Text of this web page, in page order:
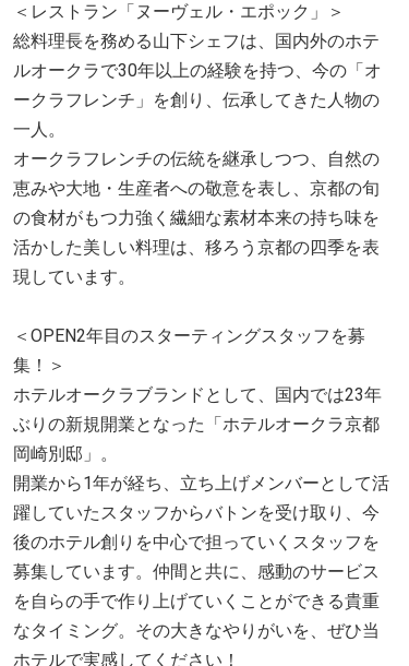
＜レストラン「ヌーヴェル・エポック」＞
総料理長を務める山下シェフは、国内外のホテ
ルオークラで30年以上の経験を持つ、今の「オ
ークラフレンチ」を創り、伝承してきた人物の
一人。
オークラフレンチの伝統を継承しつつ、自然の
恵みや大地・生産者への敬意を表し、京都の旬
の食材がもつ力強く繊細な素材本来の持ち味を
活かした美しい料理は、移ろう京都の四季を表
現しています。
＜OPEN2年目のスターティングスタッフを募
集！＞
ホテルオークラブランドとして、国内では23年
ぶりの新規開業となった「ホテルオークラ京都
岡崎別邸」。
開業から1年が経ち、立ち上げメンバーとして活
躍していたスタッフからバトンを受け取り、今
後のホテル創りを中心で担っていくスタッフを
募集しています。仲間と共に、感動のサービス
を自らの手で作り上げていくことができる貴重
なタイミング。その大きなやりがいを、ぜひ当
ホテルで実感してください！